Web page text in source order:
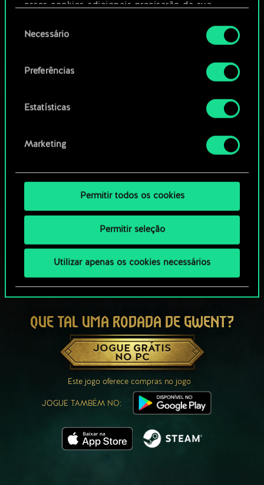
esses cookies adicionais precisarão da sua
Você encontrará todos os detalhes sobre o uso
de cookies e poderá ajustar as suas preferências
no menu "Configurações" abaixo.
deNecessário
Preferências
Estatísticas
Marketing
Permitir todos os cookies
Permitir seleção
Utilizar apenas os cookies necessários
Navegue pelos baralhos da
QUE TAL UMA RODADA DE GWENT?
JOGUE GRÁTIS
NO PC
Este jogo oferece compras no jogo
JOGUE TAMBÉM NO: